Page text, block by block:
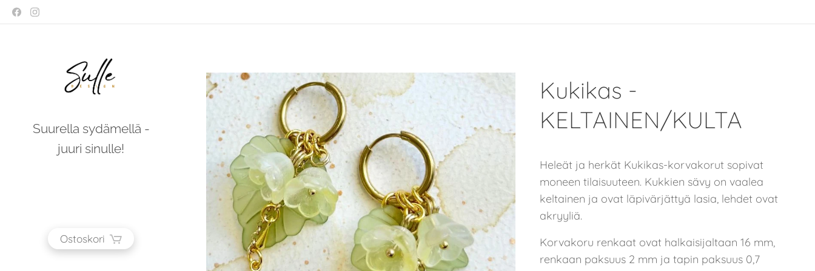
Suurella sydämellä -
juuri sinulle!
Ostoskori
Kukikas -
KELTAINEN/KULTA
Heleät ja herkät Kukikas-korvakorut sopivat
moneen tilaisuuteen. Kukkien sävy on vaalea
keltainen ja ovat läpivärjättyä lasia, lehdet ovat
akryyliä.
Korvakoru renkaat ovat halkaisijaltaan 16 mm,
renkaan paksuus 2 mm ja tapin paksuus 0,7